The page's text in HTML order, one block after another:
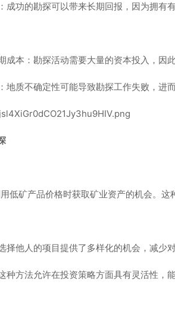
成功的勘探可以带来长期回报，因为拥有
成本：勘探活动需要大量的资本投入，因
地质不确定性可能导致勘探工作失败，进
低矿产品价格时获取矿业资产的机会。
择他人的项目提供了多样化的机会，减少
种方法允许在投资策略方面具有灵活性，